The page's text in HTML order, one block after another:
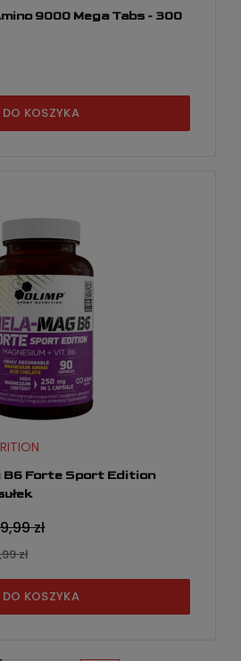
9000 Mega Tabs - 300
DO KOSZYKA
B6 Forte Sport Edition
zł
zł
DO KOSZYKA